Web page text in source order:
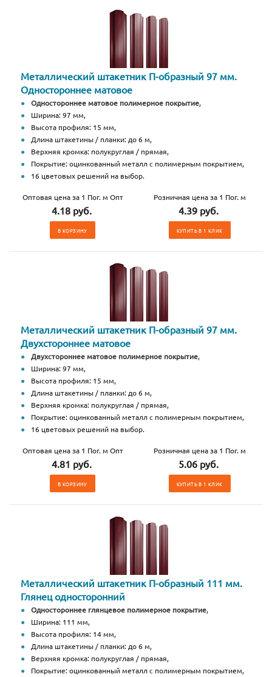
Металлический штакетник П-образный 97 мм.
Одностороннее матовое
Одностороннее матовое полимерное покрытие,
Ширина: 97 мм,
Высота профиля: 15 мм,
Длина штакетины / планки: до 6 м,
Верхняя кромка: полукруглая / прямая,
Покрытие: оцинкованный металл с полимерным покрытием,
16 цветовых решений на выбор.
Оптовая цена за 1 Пог. м Опт
4.18 руб.
В КОРЗИНУ
Розничная цена за 1 Пог. м
4.39 руб.
КУПИТЬ В 1 КЛИК
Металлический штакетник П-образный 97 мм.
Двухстороннее матовое
Двухстороннее матовое полимерное покрытие,
Ширина: 97 мм,
Высота профиля: 15 мм,
Длина штакетины / планки: до 6 м,
Верхняя кромка: полукруглая / прямая,
Покрытие: оцинкованный металл с полимерным покрытием,
16 цветовых решений на выбор.
Оптовая цена за 1 Пог. м Опт
4.81 руб.
В КОРЗИНУ
Розничная цена за 1 Пог. м
5.06 руб.
КУПИТЬ В 1 КЛИК
Металлический штакетник П-образный 111 мм.
Глянец односторонний
Одностороннее глянцевое полимерное покрытие,
Ширина: 111 мм,
Высота профиля: 14 мм,
Длина штакетины / планки: до 6 м,
Верхняя кромка: полукруглая / прямая,
Покрытие: оцинкованный металл с полимерным покрытием,